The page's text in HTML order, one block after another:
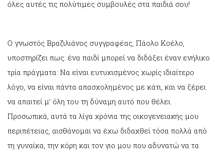
όλες αυτές τις πολύτιμες συμβουλές στα παιδιά σου!
Ο γνωστός Βραζιλιάνος συγγραφέας, Πάολο Κοέλο,
υποστηρίζει πως: ένα παιδί μπορεί να διδάξει έναν ενήλικο
τρία πράγματα: Να είναι ευτυχισμένος χωρίς ιδιαίτερο
λόγο, να είναι πάντα απασχολημένος με κάτι, και να ξέρει
να απαιτεί μ’ όλη του τη δύναμη αυτό που θέλει.
Προσωπικά, αυτά τα λίγα χρόνια της οικογενειακής μου
περιπέτειας, αισθάνομαι να έχω διδαχθεί τόσα πολλά από
τη γυναίκα, την κόρη και τον γιο μου που αδυνατώ να τα